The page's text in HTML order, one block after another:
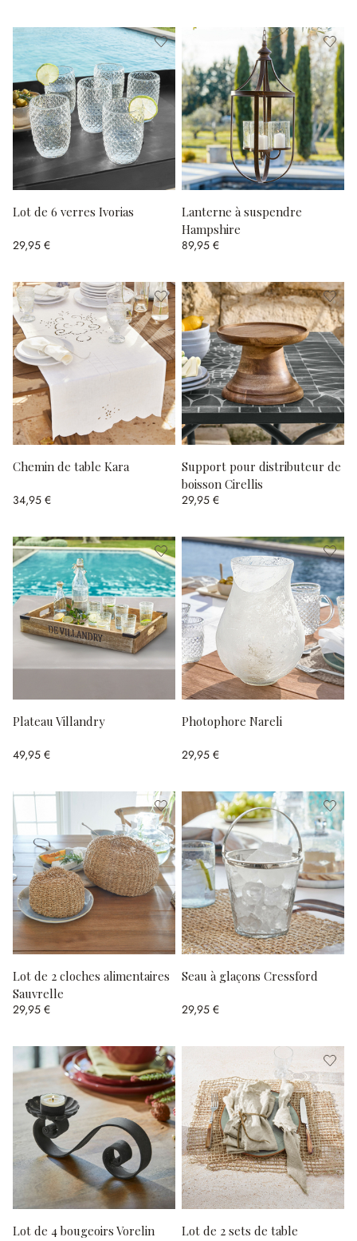
Lot de 6 verres Ivorias
29,95 €
Lanterne à suspendre
Hampshire
89,95 €
Chemin de table Kara
34,95 €
Support pour distributeur de
boisson Cirellis
29,95 €
Plateau Villandry
49,95 €
Photophore Nareli
29,95 €
Lot de 2 cloches alimentaires
Sauvrelle
29,95 €
Seau à glaçons Cressford
29,95 €
Lot de 4 bougeoirs Vorelin
Lot de 2 sets de table